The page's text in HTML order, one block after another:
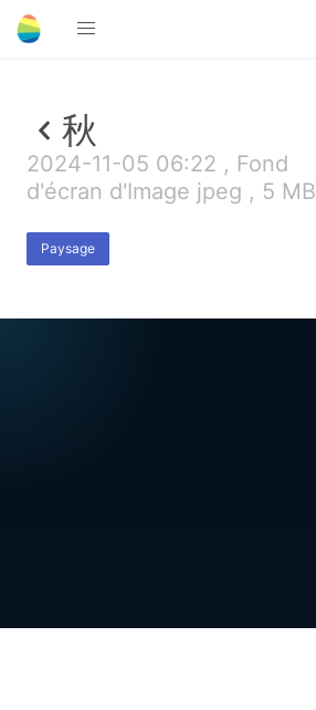
秋
2024-11-05 06:22 , Fond
d'écran d'Image jpeg , 5 MB
Paysage